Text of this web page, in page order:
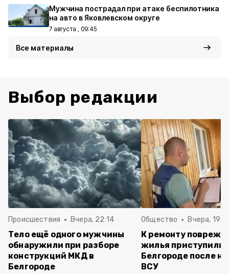
Мужчина пострадал при атаке беспилотника
на авто в Яковлевском округе
7 августа , 09:45
Все материалы
Выбор редакции
Происшествия Вчера, 22:14
Тело ещё одного мужчины
обнаружили при разборе
конструкций МКД в
Белгороде
Общество Вчера,
К ремонту
жилья приступили
Белгороде после
ВСУ